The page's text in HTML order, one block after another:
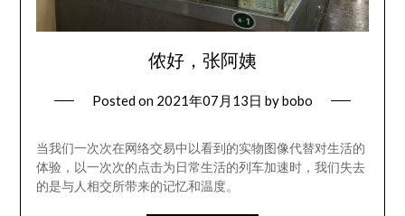
侬好，张阿姨
Posted on 2021年07月13日 bybobo
当我们一次次在网络交易中以看到的实物图像代替对生活的
体验，以一次次的点击为日常生活的列车加速时，我们失去
的是与人相交所带来的记忆和温度。